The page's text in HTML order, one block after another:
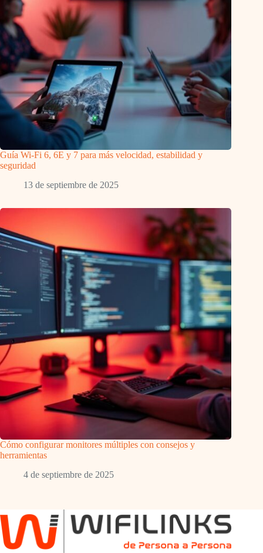
Guía Wi-Fi 6, 6E y 7 para más velocidad, estabilidad y
seguridad
13 de septiembre de 2025
Cómo configurar monitores múltiples con consejos y
herramientas
4 de septiembre de 2025